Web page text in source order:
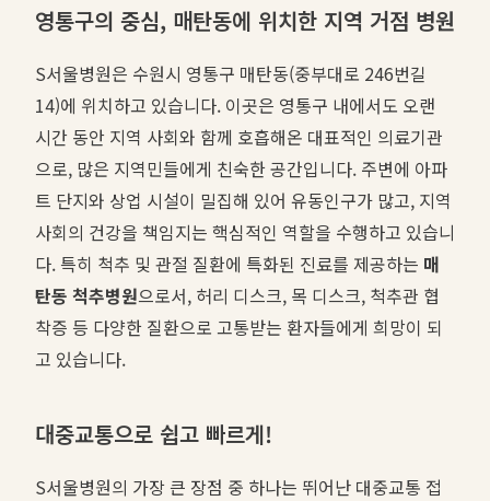
영통구의 중심, 매탄동에 위치한 지역 거점 병원
S서울병원은 수원시 영통구 매탄동(중부대로 246번길
14)에 위치하고 있습니다. 이곳은 영통구 내에서도 오랜
시간 동안 지역 사회와 함께 호흡해온 대표적인 의료기관
으로, 많은 지역민들에게 친숙한 공간입니다. 주변에 아파
트 단지와 상업 시설이 밀집해 있어 유동인구가 많고, 지역
사회의 건강을 책임지는 핵심적인 역할을 수행하고 있습니
다. 특히 척추 및 관절 질환에 특화된 진료를 제공하는 매
탄동 척추병원으로서, 허리 디스크, 목 디스크, 척추관 협
착증 등 다양한 질환으로 고통받는 환자들에게 희망이 되
고 있습니다.
대중교통으로 쉽고 빠르게!
S서울병원의 가장 큰 장점 중 하나는 뛰어난 대중교통 접